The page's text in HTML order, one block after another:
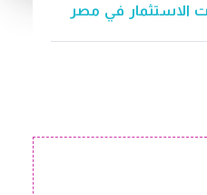
الاستثمار في مصر